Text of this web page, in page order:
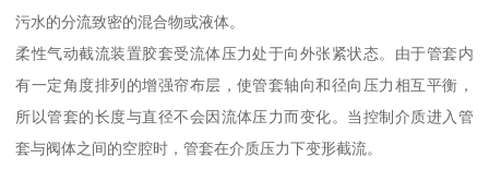
污水的分流致密的混合物或液体。
柔性气动截流装置胶套受流体压力处于向外张紧状态。由于管套内
有一定角度排列的增强帘布层，使管套轴向和径向压力相互平衡，
所以管套的长度与直径不会因流体压力而变化。当控制介质进入管
套与阀体之间的空腔时，管套在介质压力下变形截流。